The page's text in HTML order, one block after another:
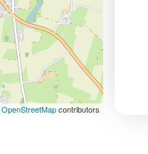
OpenStreetMapcontributors